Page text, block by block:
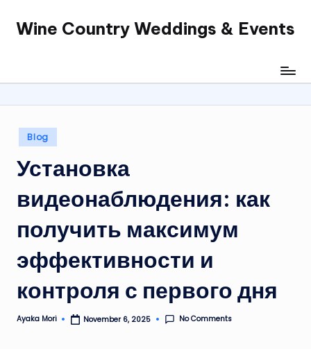
SkipWine Country Weddings & Events
Posted
in
Blog
Установка
видеонаблюдения: как
получить максимум
эффективности и
контроля с первого дня
Posted
Ayaka Mori November 6, 2025 No Comments